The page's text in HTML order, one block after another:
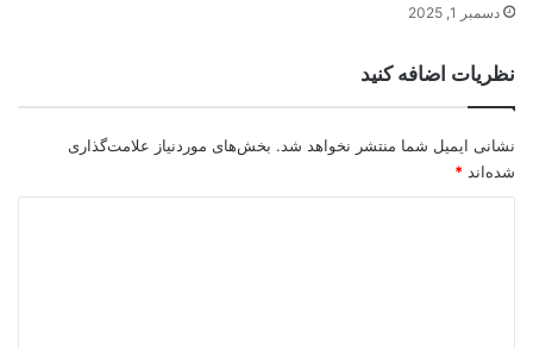
دسمبر 1, 2025
نظریات اضافه کنید
نشانی ایمیل شما منتشر نخواهد شد. بخش‌های موردنیاز علامت‌گذاری
شده‌اند *